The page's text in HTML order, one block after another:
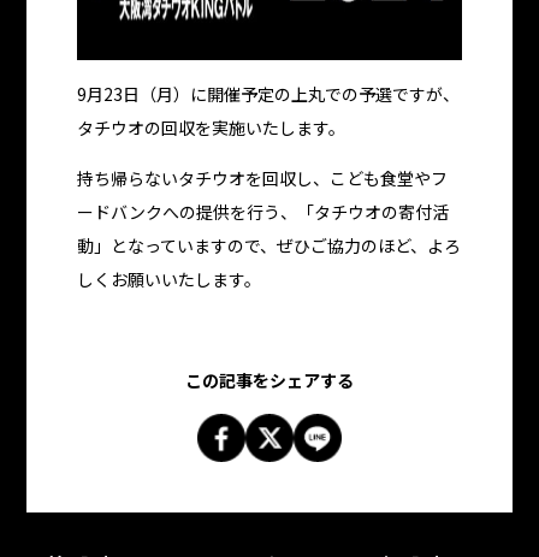
9月23日（月）に開催予定の上丸での予選ですが、
タチウオの回収を実施いたします。
持ち帰らないタチウオを回収し、こども食堂やフ
ードバンクへの提供を行う、「タチウオの寄付活
動」となっていますので、ぜひご協力のほど、よろ
しくお願いいたします。
この記事をシェアする